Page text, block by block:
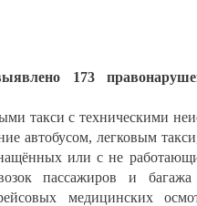
173
такси с техническими
автобусом, легковым
или с не
пассажиров и
медицинских